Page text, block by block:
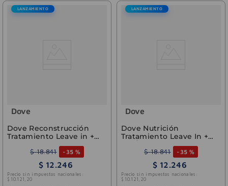
LANZAMIENTO
Dove
Dove Reconstrucción
Tratamiento Leave in +
Aminoácidos 110ml
$ 18.841 - 35 %
$ 12 246
Precio sin impuestos nacionales:
$ 10 121 20
LANZAMIENTO
Dove
Dove Nutrición
Tratamiento Leave In +
Tri-Óleos 110 ml
$ 18.841 - 35 %
$ 12 246
Precio sin impuestos nacionales:
$ 10 121 20